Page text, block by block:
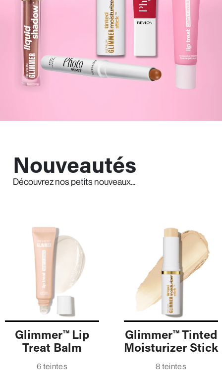
Nouveautés
Découvrez nos petits nouveaux...
Glimmer™ Lip
Treat Balm
6 teintes
Glimmer™ Tinted
Moisturizer Stick
8 teintes